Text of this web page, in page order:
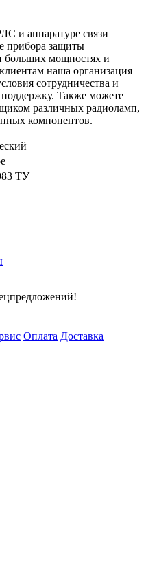
и аппаратуре связи
прибора защиты
больших мощностях и
наша организация
сотрудничества и
Также можете
различных радиоламп,
компонентов.
ТУ
Оплата Доставка